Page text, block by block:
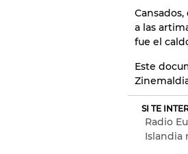
a las
fue el
Este
SI TE
Radio
Islandia